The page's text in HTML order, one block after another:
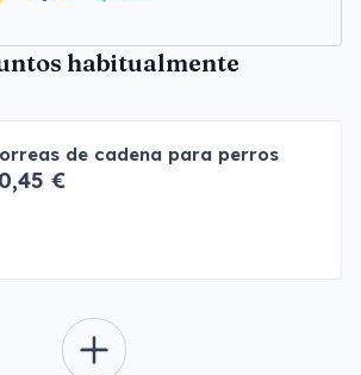
habitualmente
de cadena para perros
€